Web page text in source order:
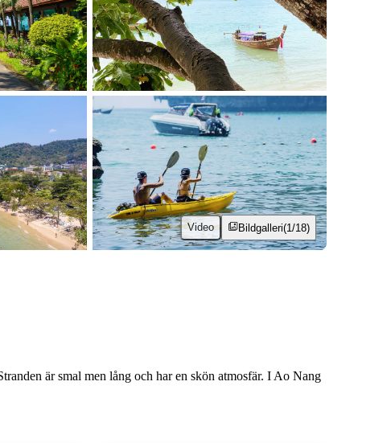
Video Bildgalleri(1/18)
är smal men lång och har en skön atmosfär. I Ao Nang